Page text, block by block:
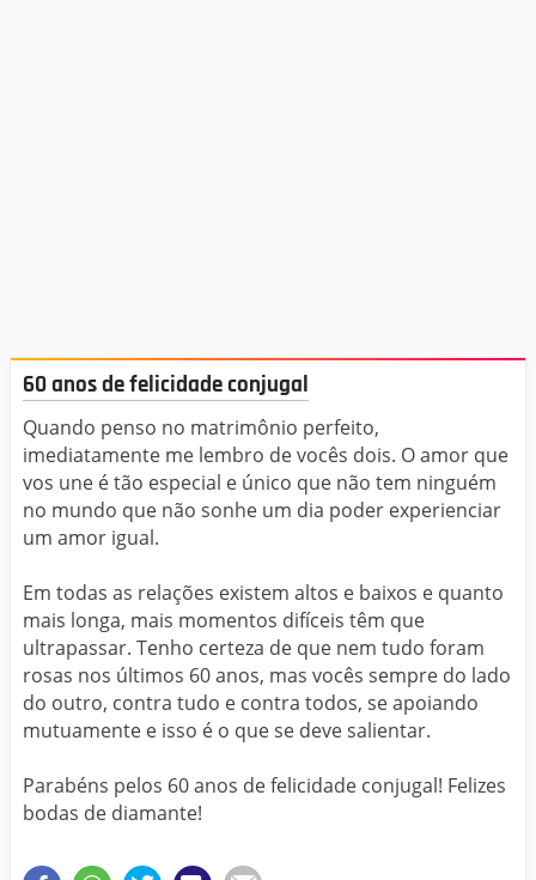
60 anos de felicidade conjugal
Quando penso no matrimônio perfeito,
imediatamente me lembro de vocês dois. O amor que
vos une é tão especial e único que não tem ninguém
no mundo que não sonhe um dia poder experienciar
um amor igual.
Em todas as relações existem altos e baixos e quanto
mais longa, mais momentos difíceis têm que
ultrapassar. Tenho certeza de que nem tudo foram
rosas nos últimos 60 anos, mas vocês sempre do lado
do outro, contra tudo e contra todos, se apoiando
mutuamente e isso é o que se deve salientar.
Parabéns pelos 60 anos de felicidade conjugal! Felizes
bodas de diamante!